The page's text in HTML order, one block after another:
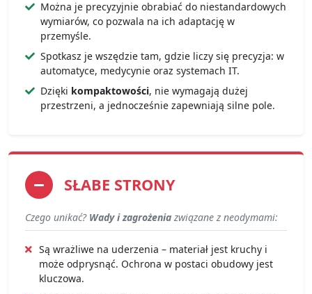
Można je precyzyjnie obrabiać do niestandardowych
wymiarów, co pozwala na ich adaptację w
przemyśle.
Spotkasz je wszędzie tam, gdzie liczy się precyzja: w
automatyce, medycynie oraz systemach IT.
Dzięki kompaktowości, nie wymagają dużej
przestrzeni, a jednocześnie zapewniają silne pole.
SŁABE STRONY
Czego unikać? Wady i zagrożenia związane z neodymami:
Są wrażliwe na uderzenia – materiał jest kruchy i
może odprysnąć. Ochrona w postaci obudowy jest
kluczowa.